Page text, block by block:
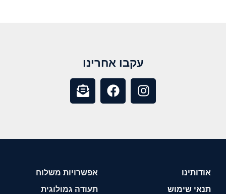
עקבו אחרינו
אודותינו
תנאי שימוש
אפשרויות משלוח
תעודה גמולוגית